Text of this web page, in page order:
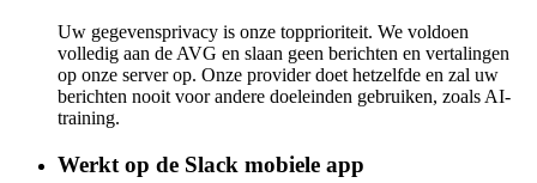
Uw gegevensprivacy is onze topprioriteit. We voldoen
volledig aan de AVG en slaan geen berichten en vertalingen
op onze server op. Onze provider doet hetzelfde en zal uw
berichten nooit voor andere doeleinden gebruiken, zoals AI-
training.
Werkt op de Slack mobiele app